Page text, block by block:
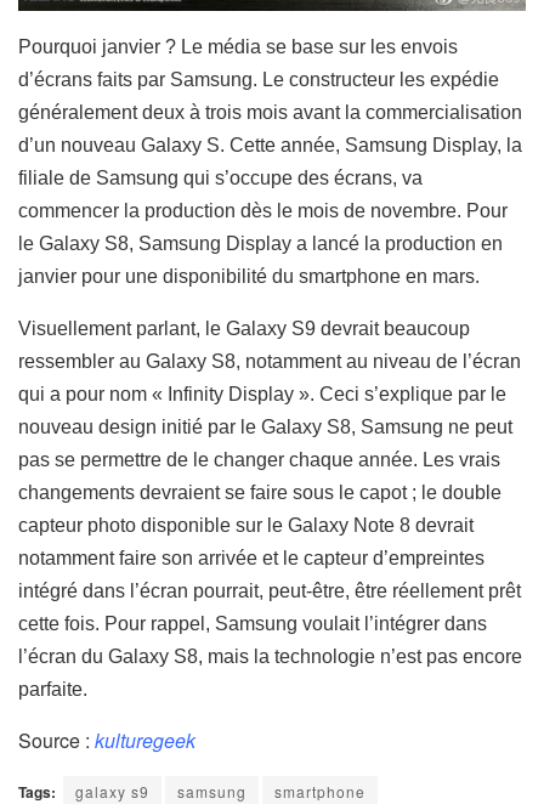
Pourquoi janvier ? Le média se base sur les envois
d’écrans faits par Samsung. Le constructeur les expédie
généralement deux à trois mois avant la commercialisation
d’un nouveau Galaxy S. Cette année, Samsung Display, la
filiale de Samsung qui s’occupe des écrans, va
commencer la production dès le mois de novembre. Pour
le Galaxy S8, Samsung Display a lancé la production en
janvier pour une disponibilité du smartphone en mars.
Visuellement parlant, le Galaxy S9 devrait beaucoup
ressembler au Galaxy S8, notamment au niveau de l’écran
qui a pour nom « Infinity Display ». Ceci s’explique par le
nouveau design initié par le Galaxy S8, Samsung ne peut
pas se permettre de le changer chaque année. Les vrais
changements devraient se faire sous le capot ; le double
capteur photo disponible sur le Galaxy Note 8 devrait
notamment faire son arrivée et le capteur d’empreintes
intégré dans l’écran pourrait, peut-être, être réellement prêt
cette fois. Pour rappel, Samsung voulait l’intégrer dans
l’écran du Galaxy S8, mais la technologie n’est pas encore
parfaite.
Source : kulturegeek
Tags: galaxy s9 samsung smartphone